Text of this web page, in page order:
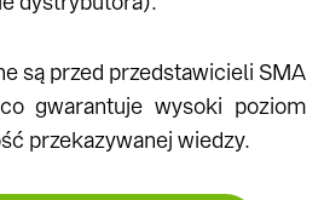
są przed przedstawicieli SMA
gwarantuje wysoki poziom
przekazywanej wiedzy.